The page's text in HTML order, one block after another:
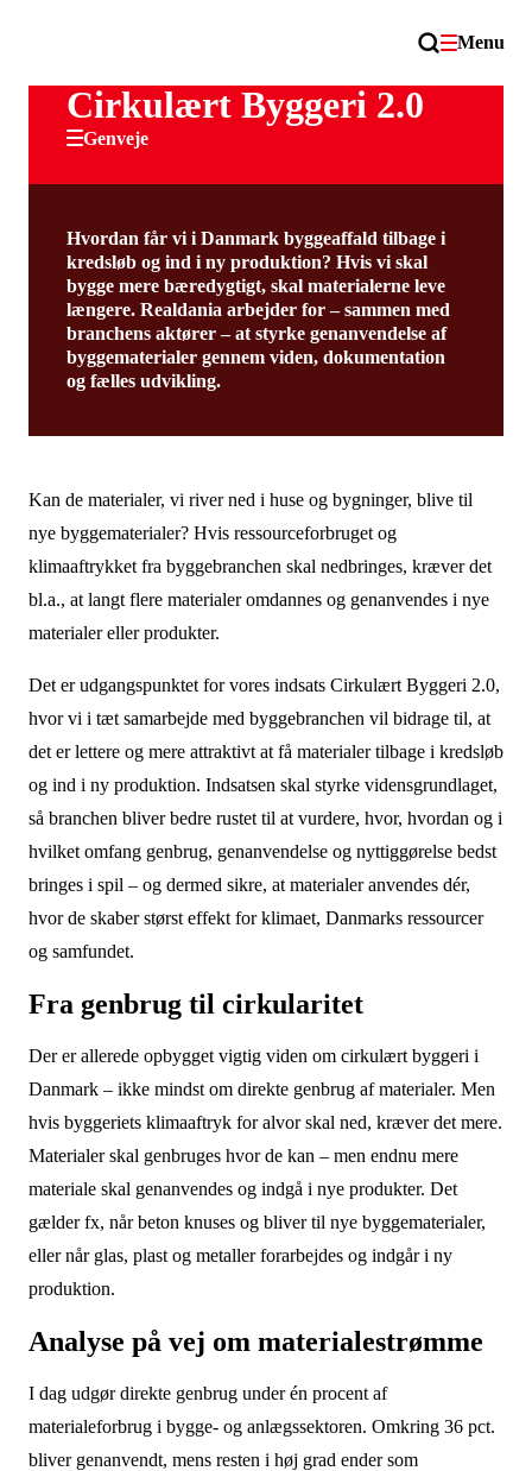
Menu
Cirkulært Byggeri 2.0
Genveje
Hvordan får vi i Danmark byggeaffald tilbage i
kredsløb og ind i ny produktion? Hvis vi skal
bygge mere bæredygtigt, skal materialerne leve
længere. Realdania arbejder for – sammen med
branchens aktører – at styrke genanvendelse af
byggematerialer gennem viden, dokumentation
og fælles udvikling.
Kan de materialer, vi river ned i huse og bygninger, blive til
nye byggematerialer? Hvis ressourceforbruget og
klimaaftrykket fra byggebranchen skal nedbringes, kræver det
bl.a., at langt flere materialer omdannes og genanvendes i nye
materialer eller produkter.
Det er udgangspunktet for vores indsats Cirkulært Byggeri 2.0,
hvor vi i tæt samarbejde med byggebranchen vil bidrage til, at
det er lettere og mere attraktivt at få materialer tilbage i kredsløb
og ind i ny produktion. Indsatsen skal styrke vidensgrundlaget,
så branchen bliver bedre rustet til at vurdere, hvor, hvordan og i
hvilket omfang genbrug, genanvendelse og nyttiggørelse bedst
bringes i spil – og dermed sikre, at materialer anvendes dér,
hvor de skaber størst effekt for klimaet, Danmarks ressourcer
og samfundet.
Fra genbrug til cirkularitet
Der er allerede opbygget vigtig viden om cirkulært byggeri i
Danmark – ikke mindst om direkte genbrug af materialer. Men
hvis byggeriets klimaaftryk for alvor skal ned, kræver det mere.
Materialer skal genbruges hvor de kan – men endnu mere
materiale skal genanvendes og indgå i nye produkter. Det
gælder fx, når beton knuses og bliver til nye byggematerialer,
eller når glas, plast og metaller forarbejdes og indgår i ny
produktion.
Analyse på vej om materialestrømme
I dag udgør direkte genbrug under én procent af
materialeforbrug i bygge- og anlægssektoren. Omkring 36 pct.
bliver genanvendt, mens resten i høj grad ender som